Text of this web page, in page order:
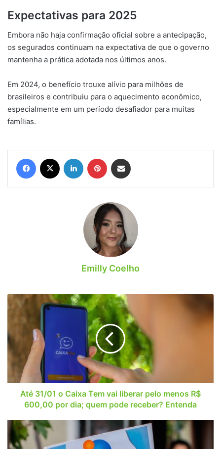
Expectativas para 2025
Embora não haja confirmação oficial sobre a antecipação,
os segurados continuam na expectativa de que o governo
mantenha a prática adotada nos últimos anos.
Em 2024, o benefício trouxe alívio para milhões de
brasileiros e contribuiu para o aquecimento econômico,
especialmente em um período desafiador para muitas
famílias.
Facebook Linkedin Pinterest
Emilly Coelho
Até
31/01
Caixa
Tem
vai
liberar
menos
600,00
dia;
quem
pode
Até 31/01 o Caixa Tem vai liberar pelo menos R$
600,00 por dia; quem pode receber? Entenda
Centenas
cidades